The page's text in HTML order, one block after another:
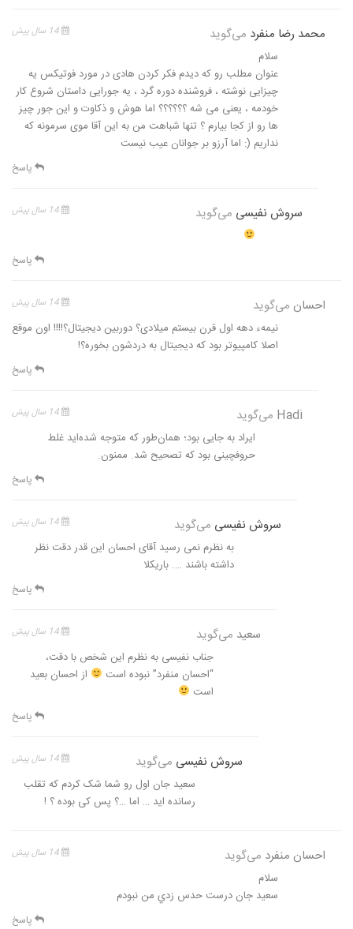
محمد رضا منفرد می‌گوید
سلام
عنوان مطلب رو که دیدم فکر کردن هادی در مورد فوتیکس یه
چیزایی نوشته ، فروشنده دوره گرد ، یه جورایی داستان شروع کار
خودمه ، یعنی می شه ؟؟؟؟؟؟ اما هوش و ذکاوت و این جور چیز
ها رو از کجا بیارم ؟ تنها شباهت من به این آقا موی سرمونه که
نداریم (: اما آرزو بر جوانان عیب نیست
پاسخ
سروش نفیسی می‌گوید
پاسخ
احسان می‌گوید
نیمهء دهه اول قرن بیستم میلادی؟ دوربین دیجیتال؟!!!! اون موقع
اصلا کامپیوتر بود که دیجیتال به دردشون بخوره؟!
پاسخ
Hadi می‌گوید
ایراد به جایی بود؛ همان‌طور که متوجه شده‌اید غلط
حروفچینی بود که تصحیح شد. ممنون.
پاسخ
سروش نفیسی می‌گوید
به نظرم نمی رسید آقای احسان این قدر دقت نظر
داشته باشند …. باریکلا
پاسخ
سعید می‌گوید
جناب نفیسی به نظرم این شخص با دقت،
“احسان منفرد” نبوده است
از احسان بعید
است
پاسخ
سروش نفیسی می‌گوید
سعید جان اول رو شما شک کردم که تقلب
رسانده اید … اما …؟ پس کی بوده ؟ !
احسان منفرد می‌گوید
سلام
سعيد جان درست حدس زدي من نبودم
پاسخ